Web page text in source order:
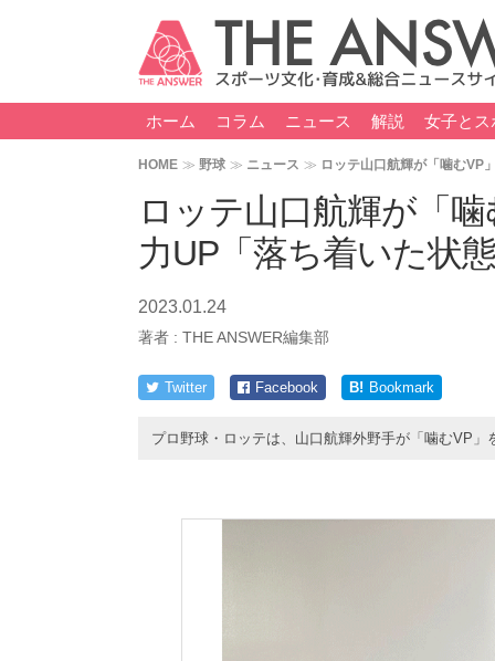
ホーム コラム ニュース 解説 女子とス
HOME 野球 ニュース ロッテ山口航輝が「噛むVP
ロッテ山口航輝が「
力UP「落ち着いた状
2023.01.24
著者 : THE ANSWER編集部
Twitter Facebook B! Bookmark
プロ野球・ロッテは、山口航輝外野手が「噛むVP」